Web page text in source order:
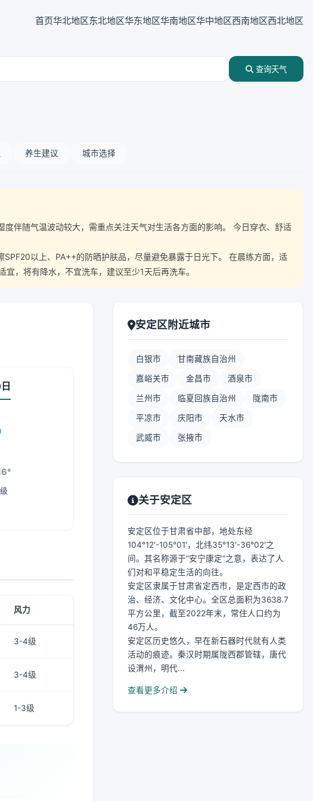
首页华北地区东北地区华东地区华南地区华中地区西南地区西北地区
查询天气
养生建议 城市选择
随气温波动较大，需重点关注天气对生活各方面的影响。 今日穿衣、舒适
以上、PA++的防晒护肤品，尽量避免暴露于日光下。 在晨练方面，适
，将有降水，不宜洗车，建议至少1天后再洗车。
风力
3-4级
3-4级
1-3级
安定区附近城市
白银市 甘南藏族自治州
嘉峪关市 金昌市 酒泉市
兰州市 临夏回族自治州 陇南市
平凉市 庆阳市 天水市
武威市 张掖市
关于安定区
安定区位于甘肃省中部，地处东经
104°12′-105°01′，北纬35°13′-36°02′之
间。其名称源于“安宁康定”之意，表达了人
们对和平稳定生活的向往。
安定区隶属于甘肃省定西市，是定西市的政
治、经济、文化中心。全区总面积为3638.7
平方公里，截至2022年末，常住人口约为
46万人。
安定区历史悠久，早在新石器时代就有人类
活动的痕迹。秦汉时期属陇西郡管辖，唐代
设渭州，明代...
查看更多介绍